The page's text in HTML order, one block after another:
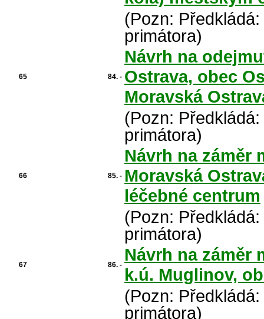
(Pozn:
primátora)
65 84. -
Návrh na
Ostrava, obec
Moravská
(Pozn:
primátora)
66 85. -
Návrh na záměr
Moravská
léčebné centrum
(Pozn:
primátora)
67 86. -
Návrh na záměr
k.ú. Muglinov,
(Pozn:
primátora)